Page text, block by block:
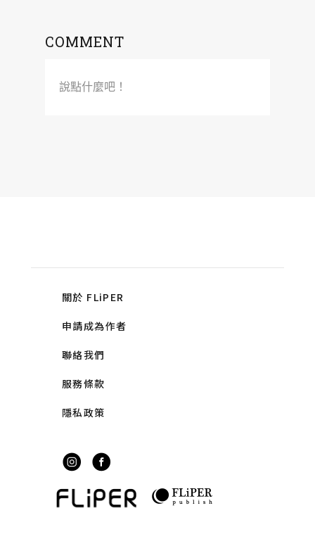
COMMENT
說點什麼吧！
關於 FLiPER
申請成為作者
聯絡我們
服務條款
隱私政策